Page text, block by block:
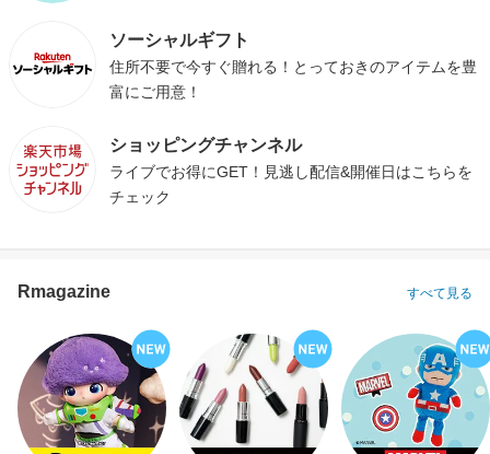
ソーシャルギフト
住所不要で今すぐ贈れる！とっておきのアイテムを豊
富にご用意！
ショッピングチャンネル
ライブでお得にGET！見逃し配信&開催日はこちらを
チェック
Rmagazine すべて見る